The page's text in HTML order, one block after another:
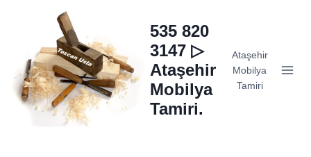
535 820
3147 ▷
Ataşehir
Mobilya
Tamiri.
Ataşehir
Mobilya
Tamiri